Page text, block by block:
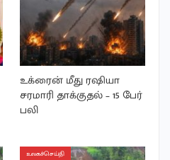
உக்ரைன் மீது ரஷியா
சரமாரி தாக்குதல் – 15 பேர்
பலி
உலகச்செய்தி